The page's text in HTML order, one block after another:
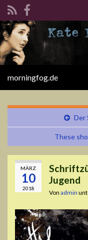
Search for:
morningfog.de
Der
These
MÄRZ
10
2018
Jugend
Von admin